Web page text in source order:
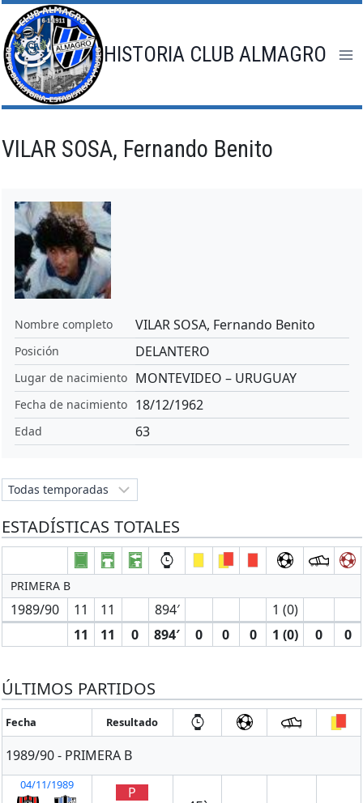
Saltar
al
contenido
HISTORIA CLUB ALMAGRO
VILAR SOSA, Fernando Benito
Nombre completo VILAR SOSA, Fernando Benito
Posición DELANTERO
Lugar de nacimiento MONTEVIDEO – URUGUAY
Fecha de nacimiento 18/12/1962
Edad 63
ESTADÍSTICAS TOTALES
PRIMERA B
1989/90 11 11 894′
1 (0)
11
11 0 894′ 0 0 0 1 (0) 0 0
ÚLTIMOS PARTIDOS
Fecha Resultado
1989/90 - PRIMERA B
04/11/1989 P